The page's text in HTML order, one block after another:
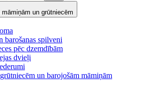
māmiņām un grūtniecēm
barošanas spilveni
pēc dzemdībām
dvieļi
un barojošām māmiņām